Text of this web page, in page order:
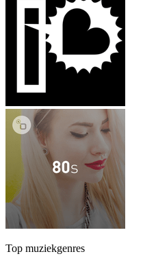
Top muziekgenres